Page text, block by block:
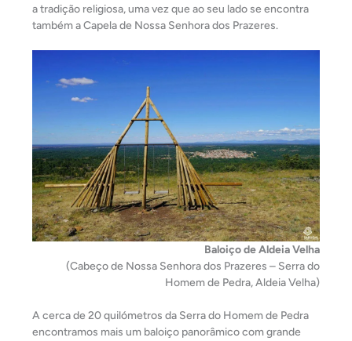
a tradição religiosa, uma vez que ao seu lado se encontra
também a Capela de Nossa Senhora dos Prazeres.
Baloiço de Aldeia Velha
(Cabeço de Nossa Senhora dos Prazeres – Serra do
Homem de Pedra, Aldeia Velha)
A cerca de 20 quilómetros da Serra do Homem de Pedra
encontramos mais um baloiço panorâmico com grande